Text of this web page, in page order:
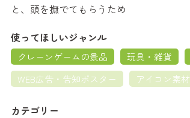
と、頭を撫でてもらうため
使ってほしいジャンル
クレーンゲームの景品 玩具・雑貨
WEB広告・告知ポスター
アイコン素材
カテゴリー